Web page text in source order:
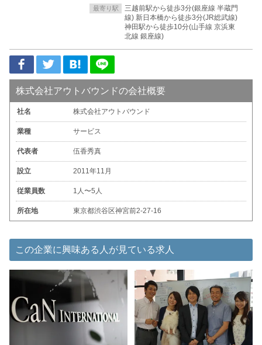
最寄り駅
三越前駅から徒歩3分(銀座線 半蔵門
線) 新日本橋から徒歩3分(JR総武線)
神田駅から徒歩10分(山手線 京浜東
北線 銀座線)
株式会社アウトバウンドの会社概要
社名 株式会社アウトバウンド
業種 サービス
代表者 伍香秀真
設立 2011年11月
従業員数 1人〜5人
所在地 東京都渋谷区神宮前2-27-16
この企業に興味ある人が見ている求人